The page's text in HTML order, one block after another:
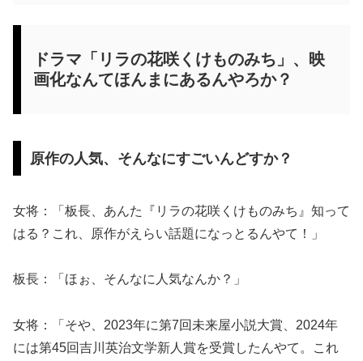
ドラマ「リラの花咲くけものみち」、映
画化なんてほんまにあるんやろか？
原作の人気、そんなにすごいんどすか？
女将：「板長、あんた『リラの花咲くけものみち』知って
はる？これ、原作がえらい話題になっとるんやて！」
板長：「ほぉ、そんなに人気なんか？」
女将：「そや、2023年に第7回未来屋小説大賞、2024年
には第45回吉川英治文学新人賞を受賞したんやて。これ